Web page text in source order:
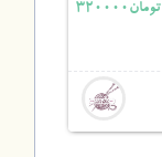
تومان320000